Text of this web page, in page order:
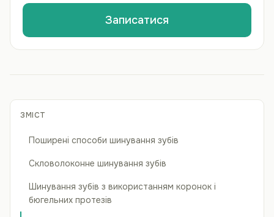
Записатися
ЗМІСТ
Поширені способи шинування зубів
Скловолоконне шинування зубів
Шинування зубів з використанням коронок і
бюгельних протезів